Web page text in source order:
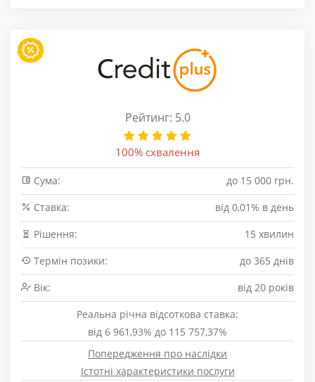
Рейтинг: 5.0
100% схвалення
Сума:
до 15 000 грн.
Cтавка:
від 0,01% в день
Рішення:
15 хвилин
Термін позики:
до 365 днів
Вік:
від 20 років
Реальна річна відсоткова ставка:
від 6 961,93% до 115 757,37%
Попередження про наслідки
Істотні характеристики послуги